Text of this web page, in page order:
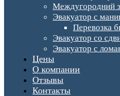
Междугородний
Эвакуатор с
Перевозка
Эвакуатор со
Эвакуатор с
Цены
О компании
Отзывы
Контакты